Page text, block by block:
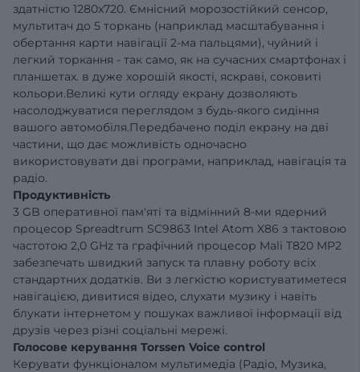
здатністю 1280x720. Ємнісний морозостійкий сенсор,
мультитач до 5 торкань (наприклад масштабування і
обертання карти навігації 2-ма пальцями), чуйний і
легкий торкання - так само, як на сучасних смартфонах і
планшетах. в дуже хорошій якості, яскраві, соковиті
кольори.Великі кути огляду екрану дозволяють
насолоджуватися переглядом з будь-якого сидіння
вашого автомобіля.Передбачено поділ екрану на дві
частини, що дає можливість одночасно
використовувати дві програми, наприклад, навігація та
радіо.
Продуктивність
3 GB оперативної пам'яті та відмінний 8-ми ядерний
процесор Spreadtrum SC9863 Intel Atom X86 з тактовою
частотою 2,0 GHz та графічний процесор Mali T820 MP2
забезпечать швидкий запуск та плавну роботу всіх
стандартних додатків. Ви з легкістю користуватиметеся
навігацією, дивитися відео, слухати музику і навіть
блукати інтернетом у пошуках важливої ​​інформації від
друзів через різні соціальні мережі.
Голосове керування Torssen Voice control
Керувати функціоналом мультимедіа (Радіо, Музика,